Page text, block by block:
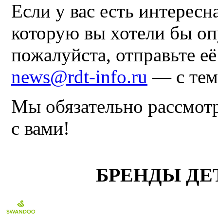
Если у вас есть
которую вы хотели бы
пожалуйста, отправьте
news@rdt-info.ru — с
Мы обязательно
с вами!
БРЕНДЫ